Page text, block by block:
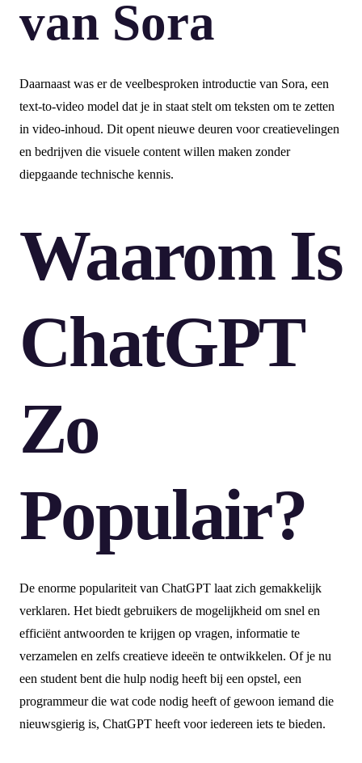
van Sora
Daarnaast was er de veelbesproken introductie van Sora, een
text-to-video model dat je in staat stelt om teksten om te zetten
in video-inhoud. Dit opent nieuwe deuren voor creatievelingen
en bedrijven die visuele content willen maken zonder
diepgaande technische kennis.
Waarom Is
ChatGPT
Zo
Populair?
De enorme populariteit van ChatGPT laat zich gemakkelijk
verklaren. Het biedt gebruikers de mogelijkheid om snel en
efficiënt antwoorden te krijgen op vragen, informatie te
verzamelen en zelfs creatieve ideeën te ontwikkelen. Of je nu
een student bent die hulp nodig heeft bij een opstel, een
programmeur die wat code nodig heeft of gewoon iemand die
nieuwsgierig is, ChatGPT heeft voor iedereen iets te bieden.